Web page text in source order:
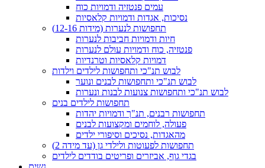
עמים פנטזיה ודמויות כוח
נסיכות, אגדות ודמויות קלאסיות
תחפושות לנערות (מידות 12-16)
חיות ודמויות חביבות לנערות
פנטזיה, כוח ודמויות עולם לנערות
דמויות קלאסיות וטרנדיות
לבוש תנ"כי ותחפושות לילדים וילדות
לבוש תנ"כי ותחפושות לבנים ונוער
לבוש תנ"כי ותחפושות צנועות לבנות ונערות
תחפושות לילדים בנים
תחפושות רבנים, תנ"ך ודמויות יהדות
פעולה, לוחמים ומקצועות לבנים
מהאגדות, נסיכים וסיפורי ילדים
תחפושות לפעוטות ולילדי גן (עד מידה 2)
בגדי גוף, אביזרים ופריטים בודדים לילדים